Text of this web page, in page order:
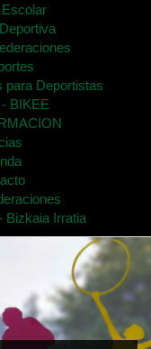
para Deportistas
BIKEE
Bizkaia Irratia